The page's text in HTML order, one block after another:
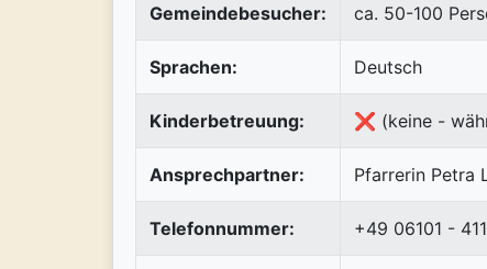
Gemeindebesucher: ca. 50-100
Sprachen: Deutsch
Kinderbetreuung: ❌ (keine -
Ansprechpartner: Pfarrerin Petra
Telefonnummer: +49 06101 -